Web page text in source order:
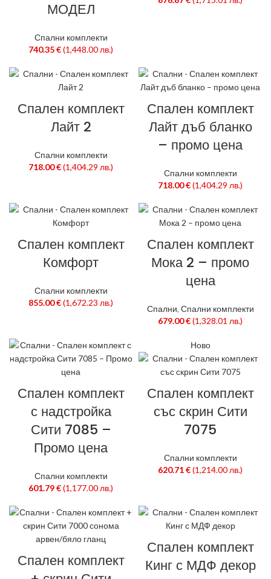
МОДЕЛ
Спални комплекти
740.35€(1,448.00 лв.)
Спален комплект
Лайт 2
Спални комплекти
718.00€(1,404.29 лв.)
Спален комплект
Лайт дъб бланко
– промо цена
Спални комплекти
718.00€(1,404.29 лв.)
Спален комплект
Комфорт
Спални комплекти
855.00€(1,672.23 лв.)
Спален комплект
Мока 2 – промо
цена
Спални, Спални комплекти
679.00€(1,328.01 лв.)
Спален комплект
с надстройка
Сити 7085 –
Промо цена
Спални комплекти
601.79€(1,177.00 лв.)
Ново
Спален комплект
със скрин Сити
7075
Спални комплекти
620.71€(1,214.00 лв.)
Спален комплект
Спален комплект
Кинг с МДФ декор